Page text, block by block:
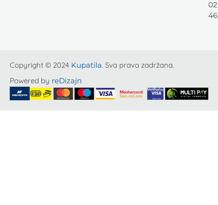
46
Copyright © 2024 Kupatila. Sva prava zadržana.
Powered by reDizajn